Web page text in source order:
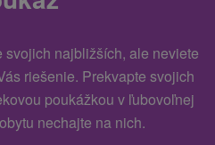
svojich najbližších, ale neviete
riešenie. Prekvapte svojich
poukážkou v ľubovoľnej
nechajte na nich.